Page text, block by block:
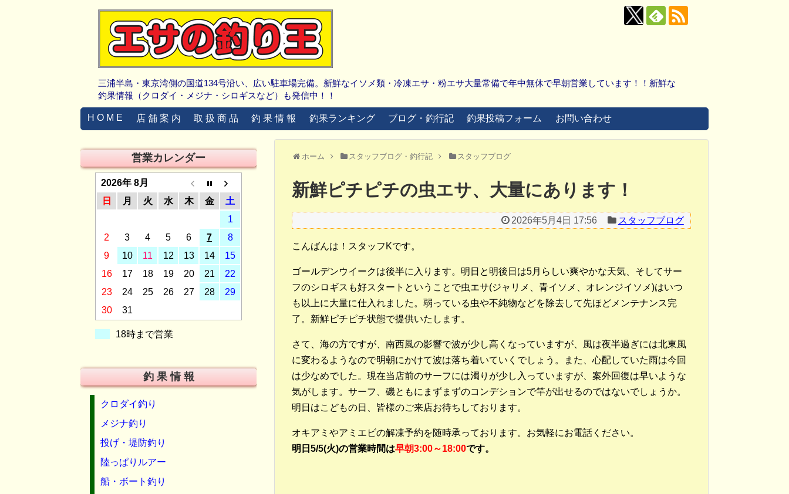
三浦半島・東京湾側の国道134号沿い、広い駐車場完備。新鮮なイソメ類・冷凍エサ・粉エサ大量常備で年中無休で早朝営業しています！！新鮮な
釣果情報（クロダイ・メジナ・シロギスなど）も発信中！！
H O M E 店 舗 案 内 取 扱 商 品 釣 果 情 報 釣果ランキング ブログ・釣行記 釣果投稿フォーム お問い合わせ
ホーム スタッフブログ・釣行記 スタッフブログ
新鮮ピチピチの虫エサ、大量にあります！
2026年5月4日 17:56 スタッフブログ
こんばんは！スタッフKです。
ゴールデンウイークは後半に入ります。明日と明後日は5月らしい爽やかな天気、そしてサー
フのシロギスも好スタートということで虫エサ(ジャリメ、青イソメ、オレンジイソメ)はいつ
も以上に大量に仕入れました。弱っている虫や不純物などを除去して先ほどメンテナンス完
了。新鮮ピチピチ状態で提供いたします。
さて、海の方ですが、南西風の影響で波が少し高くなっていますが、風は夜半過ぎには北東風
に変わるようなので明朝にかけて波は落ち着いていくでしょう。また、心配していた雨は今回
は少なめでした。現在当店前のサーフには濁りが少し入っていますが、案外回復は早いような
気がします。サーフ、磯ともにまずまずのコンデションで竿が出せるのではないでしょうか。
明日はこどもの日、皆様のご来店お待ちしております。
オキアミやアミエビの解凍予約を随時承っております。お気軽にお電話ください。
明日5/5(火)の営業時間は早朝3:00～18:00です。
営業カレンダー
2026年 8月
日
月 火 水 木 金
土
1
2
3 4 5 6 7
8
9
10 11 12 13 14
15
16
17 18 19 20 21
22
23
24 25 26 27 28
29
30
31
18時まで営業
釣 果 情 報
クロダイ釣り
メジナ釣り
投げ・堤防釣り
陸っぱりルアー
船・ボート釣り